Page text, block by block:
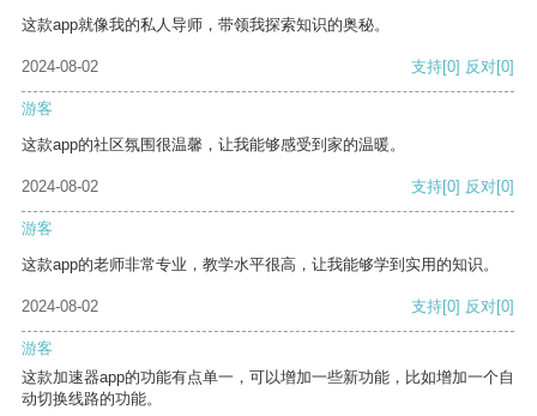
这款app就像我的私人导师，带领我探索知识的奥秘。
2024-08-02 支持[0] 反对[0]
游客
这款app的社区氛围很温馨，让我能够感受到家的温暖。
2024-08-02 支持[0] 反对[0]
游客
这款app的老师非常专业，教学水平很高，让我能够学到实用的知识。
2024-08-02 支持[0] 反对[0]
游客
这款加速器app的功能有点单一，可以增加一些新功能，比如增加一个自
动切换线路的功能。